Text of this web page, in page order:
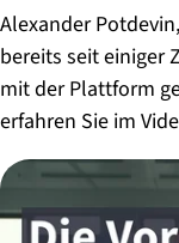
Alexander
bereits seit einiger
mit der Plattform
erfahren Sie im